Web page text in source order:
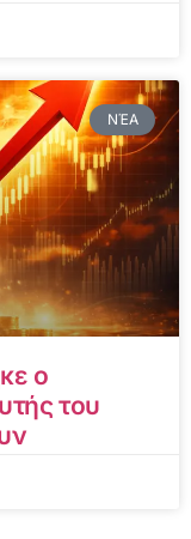
ΝΈΑ
ο
του